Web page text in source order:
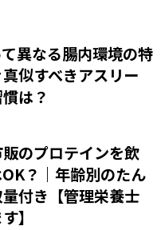
異なる腸内環境の特
似すべきアスリー
は？
のプロテインを飲
？｜年齢別のたん
付き【管理栄養士
】